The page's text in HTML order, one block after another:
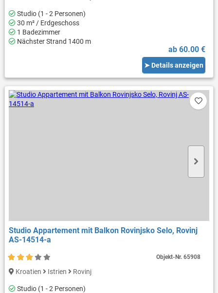
Studio (1 - 2 Personen)
30 m² / Erdgeschoss
1 Badezimmer
Nächster Strand 1400 m
ab 60.00 €
➤ Details anzeigen
Studio Appartement mit Balkon Rovinjsko Selo, Rovinj
AS-14514-a
Kroatien Istrien Rovinj
Studio (1 - 2 Personen)
Objekt-Nr.65908